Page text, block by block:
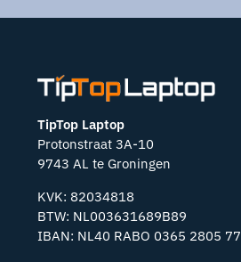
TipTop Laptop
Protonstraat 3A-10
9743 AL te Groningen
KVK: 82034818
BTW: NL003631689B89
IBAN: NL40 RABO 0365 2805 77